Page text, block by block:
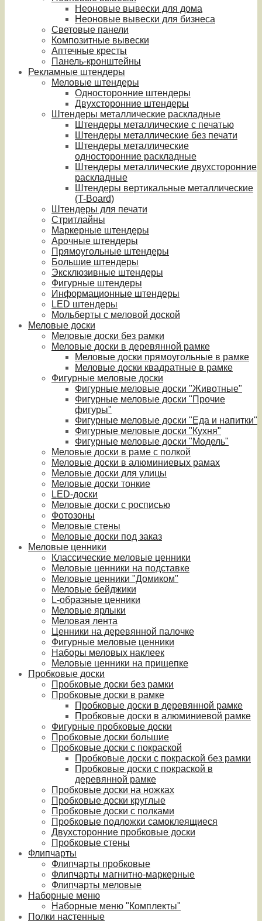
Неоновые вывески для дома
Неоновые вывески для бизнеса
Световые панели
Композитные вывески
Аптечные кресты
Панель-кронштейны
Рекламные штендеры
Меловые штендеры
Односторонние штендеры
Двухсторонние штендеры
Штендеры металлические раскладные
Штендеры металлические с печатью
Штендеры металлические без печати
Штендеры металлические
односторонние раскладные
Штендеры металлические двухсторонние
раскладные
Штендеры вертикальные металлические
(T-Board)
Штендеры для печати
Стритлайны
Маркерные штендеры
Арочные штендеры
Прямоугольные штендеры
Большие штендеры
Эксклюзивные штендеры
Фигурные штендеры
Информационные штендеры
LED штендеры
Мольберты с меловой доской
Меловые доски
Меловые доски без рамки
Меловые доски в деревянной рамке
Меловые доски прямоугольные в рамке
Меловые доски квадратные в рамке
Фигурные меловые доски
Фигурные меловые доски "Животные"
Фигурные меловые доски "Прочие
фигуры"
Фигурные меловые доски "Еда и напитки"
Фигурные меловые доски "Кухня"
Фигурные меловые доски "Модель"
Меловые доски в раме с полкой
Меловые доски в алюминиевых рамах
Меловые доски для улицы
Меловые доски тонкие
LED-доски
Меловые доски с росписью
Фотозоны
Меловые стены
Меловые доски под заказ
Меловые ценники
Классические меловые ценники
Меловые ценники на подставке
Меловые ценники "Домиком"
Меловые бейджики
L-образные ценники
Меловые ярлыки
Меловая лента
Ценники на деревянной палочке
Фигурные меловые ценники
Наборы меловых наклеек
Меловые ценники на прищепке
Пробковые доски
Пробковые доски без рамки
Пробковые доски в рамке
Пробковые доски в деревянной рамке
Пробковые доски в алюминиевой рамке
Фигурные пробковые доски
Пробковые доски большие
Пробковые доски с покраской
Пробковые доски с покраской без рамки
Пробковые доски с покраской в
деревянной рамке
Пробковые доски на ножках
Пробковые доски круглые
Пробковые доски с полками
Пробковые подложки самоклеящиеся
Двухсторонние пробковые доски
Пробковые стены
Флипчарты
Флипчарты пробковые
Флипчарты магнитно-маркерные
Флипчарты меловые
Наборные меню
Наборные меню "Комплекты"
Полки настенные